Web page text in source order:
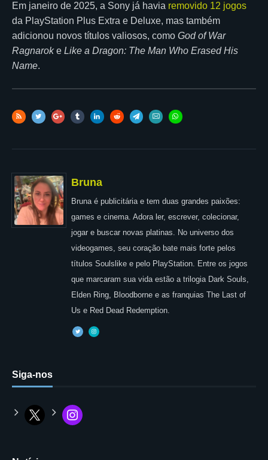
Em janeiro de 2025, a Sony já havia removido 12 jogos
da PlayStation Plus Extra e Deluxe, mas também
adicionou novos títulos valiosos, como God of War
Ragnaroke Like a Dragon: The Man Who Erased His
Name.
Bruna
Bruna é publicitária e tem duas grandes paixões:
games e cinema. Adora ler, escrever, colecionar,
jogar e buscar novas platinas. No universo dos
videogames, seu coração bate mais forte pelos
títulos Soulslike e pelo PlayStation. Entre os jogos
que marcaram sua vida estão a trilogia Dark Souls,
Elden Ring, Bloodborne e as franquias The Last of
Us e Red Dead Redemption.
Siga-nos